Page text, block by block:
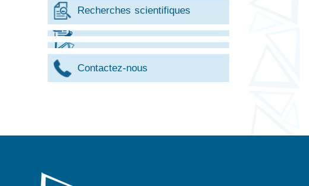
Recherches scientifiques
Contactez-nous